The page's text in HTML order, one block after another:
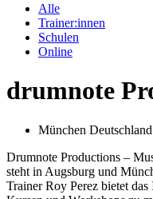
Alle
Trainer:innen
Schulen
Online
drumnote
München Deutschland
Drumnote Productions –
steht in Augsburg und
Trainer Roy Perez bietet